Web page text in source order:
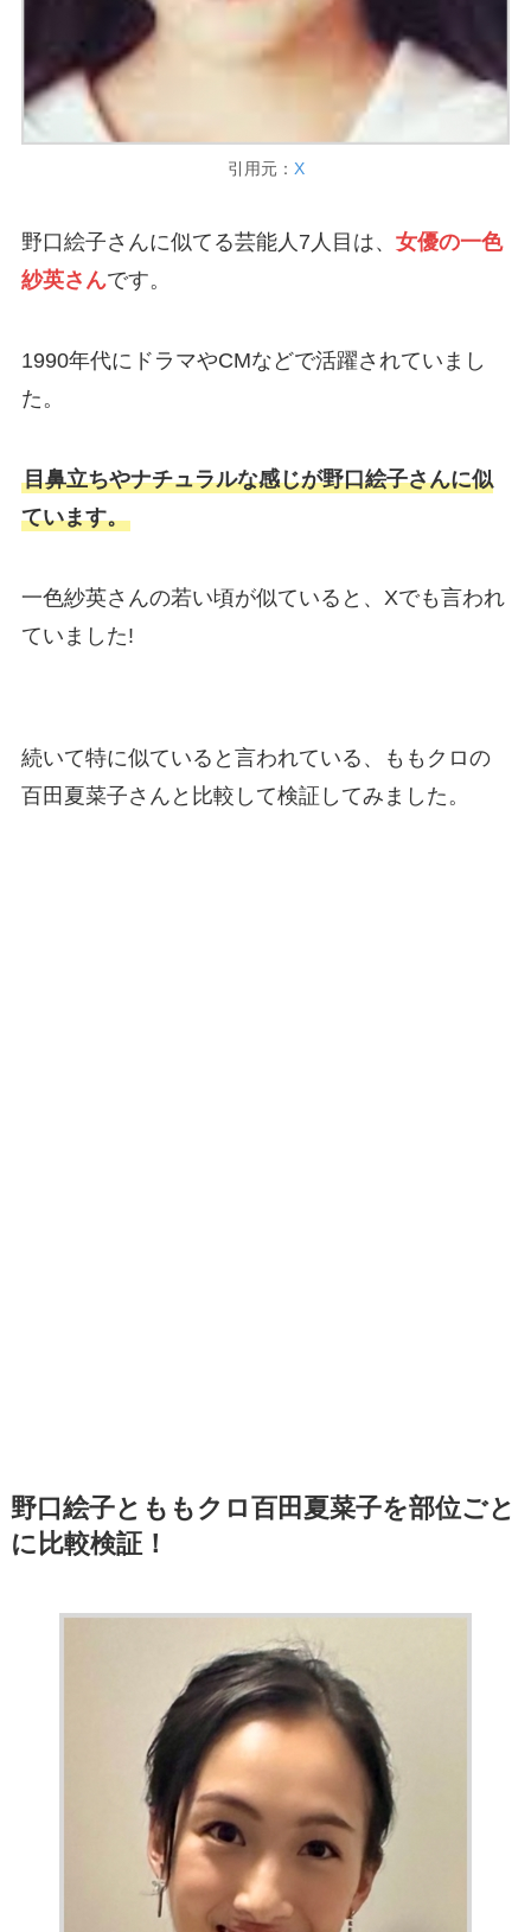
引用元： X
野口絵子さんに似てる芸能人7人目は、 女優の一色
紗英さんです。
1990年代にドラマやCMなどで活躍されていまし
た。
目鼻立ちやナチュラルな感じが野口絵子さんに似
ています。
一色紗英さんの若い頃が似ていると、Xでも言われ
ていました!
続いて特に似ていると言われている、ももクロの
百田夏菜子さんと比較して検証してみました。
野口絵子と ももクロ百田夏菜子を部位ごと
に比較検証！